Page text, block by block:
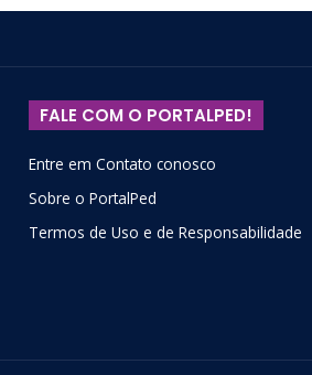
FALE COM O PORTALPED!
Entre em Contato conosco
Sobre o PortalPed
Termos de Uso e de Responsabilidade